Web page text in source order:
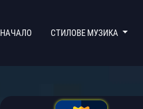
НАЧАЛО (CURRENT)
СТИЛОВЕ МУЗИКА